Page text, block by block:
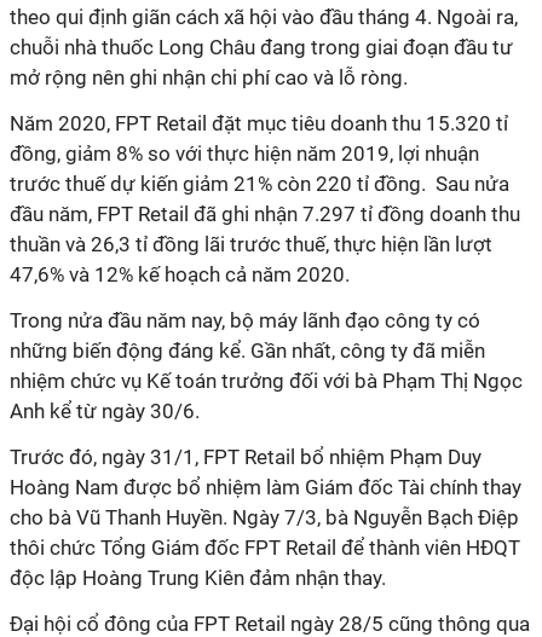
theo qui định giãn cách xã hội vào đầu tháng 4. Ngoài ra,
chuỗi nhà thuốc Long Châu đang trong giai đoạn đầu tư
mở rộng nên ghi nhận chi phí cao và lỗ ròng.
Năm 2020, FPT Retail đặt mục tiêu doanh thu 15.320 tỉ
đồng, giảm 8% so với thực hiện năm 2019, lợi nhuận
trước thuế dự kiến giảm 21% còn 220 tỉ đồng. Sau nửa
đầu năm, FPT Retail đã ghi nhận 7.297 tỉ đồng doanh thu
thuần và 26,3 tỉ đồng lãi trước thuế, thực hiện lần lượt
47,6% và 12% kế hoạch cả năm 2020.
Trong nửa đầu năm nay, bộ máy lãnh đạo công ty có
những biến động đáng kể. Gần nhất, công ty đã miễn
nhiệm chức vụ Kế toán trưởng đối với bà Phạm Thị Ngọc
Anh kể từ ngày 30/6.
Trước đó, ngày 31/1, FPT Retail bổ nhiệm Phạm Duy
Hoàng Nam được bổ nhiệm làm Giám đốc Tài chính thay
cho bà Vũ Thanh Huyền. Ngày 7/3, bà Nguyễn Bạch Điệp
thôi chức Tổng Giám đốc FPT Retail để thành viên HĐQT
độc lập Hoàng Trung Kiên đảm nhận thay.
Đại hội cổ đông của FPT Retail ngày 28/5 cũng thông qua